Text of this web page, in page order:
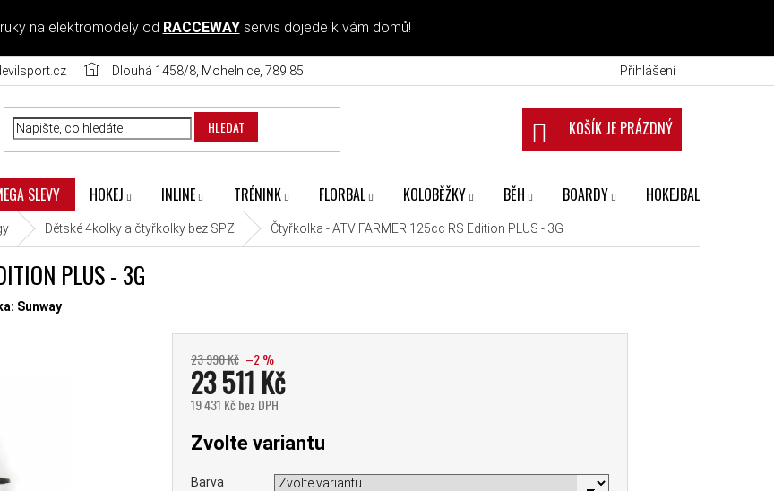
na elektromodely od RACCEWAYservis dojede k vám domů!
Dlouhá 1458/8, Mohelnice, 789 85 Přihlášení
HLEDAT NÁKUPNÍ KOŠÍK
SLEVY HOKEJ INLINE TRÉNINK FLORBAL KOLOBĚŽKY BĚH BOARDY HOKEJBAL
Dětské 4kolky a čtyřkolky bez SPZ Čtyřkolka - ATV FARMER 125cc RS Edition PLUS - 3G
PLUS - 3G
Sunway
23 990 Kč –2 %
23 511 Kč
19 431 Kč bez DPH
Zvolte variantu
Barva